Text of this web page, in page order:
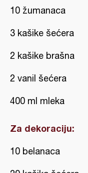
10 žumanaca
3 kašike šećera
2 kašike brašna
2 vanil šećera
400 ml mleka
Za dekoraciju:
10 belanaca